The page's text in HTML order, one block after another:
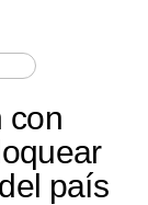
con
país